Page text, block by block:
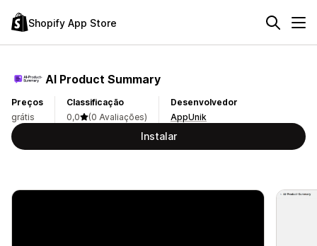
Shopify App Store
AI Product Summary
Preços
grátis
Classificação
0,0
(0 Avaliações)
Desenvolvedor
AppUnik
Instalar